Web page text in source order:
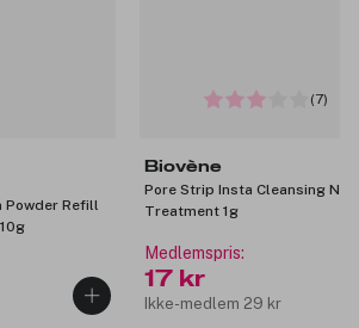
Powder Refill
(7)
Biovène
Pore Strip Insta Cleansing
Treatment 1g
Medlemspris:
17 kr
Ikke-medlem 29 kr